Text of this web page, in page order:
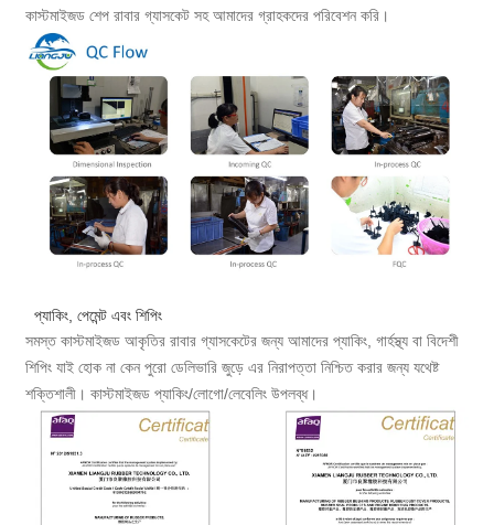
কাস্টমাইজড শেপ রাবার গ্যাসকেট সহ আমাদের গ্রাহকদের পরিবেশন করি।
প্যাকিং, পেমেন্ট এবং শিপিং
সমস্ত কাস্টমাইজড আকৃতির রাবার গ্যাসকেটের জন্য আমাদের প্যাকিং, গার্হস্থ্য বা বিদেশী
শিপিং যাই হোক না কেন পুরো ডেলিভারি জুড়ে এর নিরাপত্তা নিশ্চিত করার জন্য যথেষ্ট
শক্তিশালী। কাস্টমাইজড প্যাকিং/লোগো/লেবেলিং উপলব্ধ।